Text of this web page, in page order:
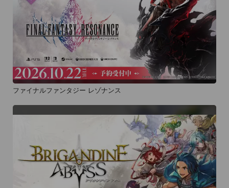
ファイナルファンタジー レゾナンス